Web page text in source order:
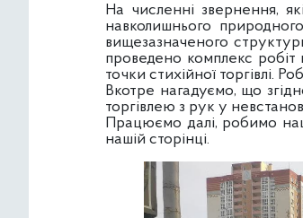
На численні звернення,
навколишнього
вищезазначеного
проведено комплекс
точки стихійної торгівлі.
Вкотре нагадуємо, що
торгівлею з рук у
Працюємо далі, робимо
нашій сторінці.